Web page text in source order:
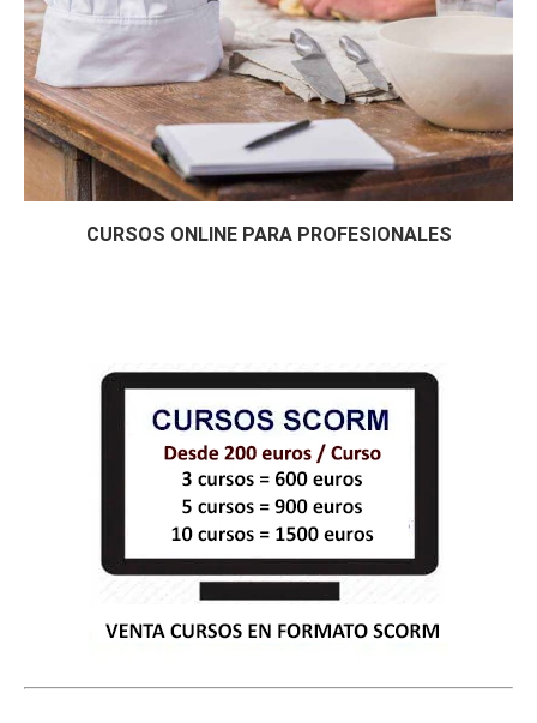
CURSOS ONLINE PARA PROFESIONALES